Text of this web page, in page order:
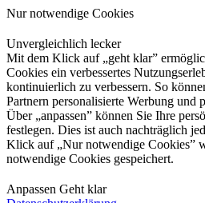
Nur notwendige Cookies
Unvergleichlich lecker
Mit dem Klick auf „geht klar”
Cookies ein verbessertes
kontinuierlich zu verbessern. So
Partnern personalisierte Werbung und
Über „anpassen” können Sie Ihre
festlegen. Dies ist auch nachträglich
Klick auf „Nur notwendige Cookies”
notwendige Cookies gespeichert.
Anpassen Geht klar